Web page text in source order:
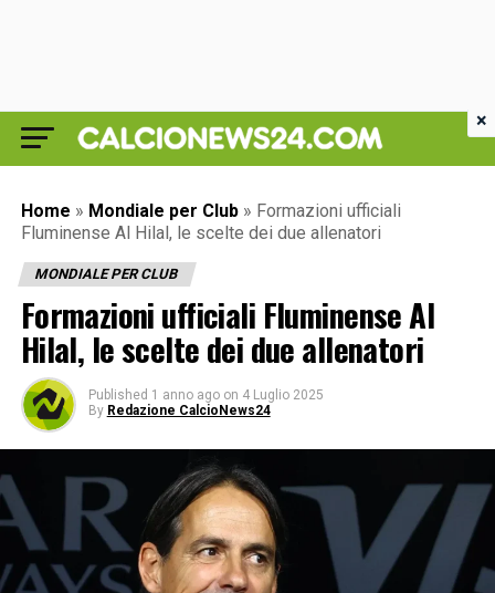
Home » Mondiale per Club » Formazioni ufficiali
Fluminense Al Hilal, le scelte dei due allenatori
MONDIALE PER CLUB
Formazioni ufficiali Fluminense Al
Hilal, le scelte dei due allenatori
Published 1 anno ago on 4 Luglio 2025
By Redazione CalcioNews24
×